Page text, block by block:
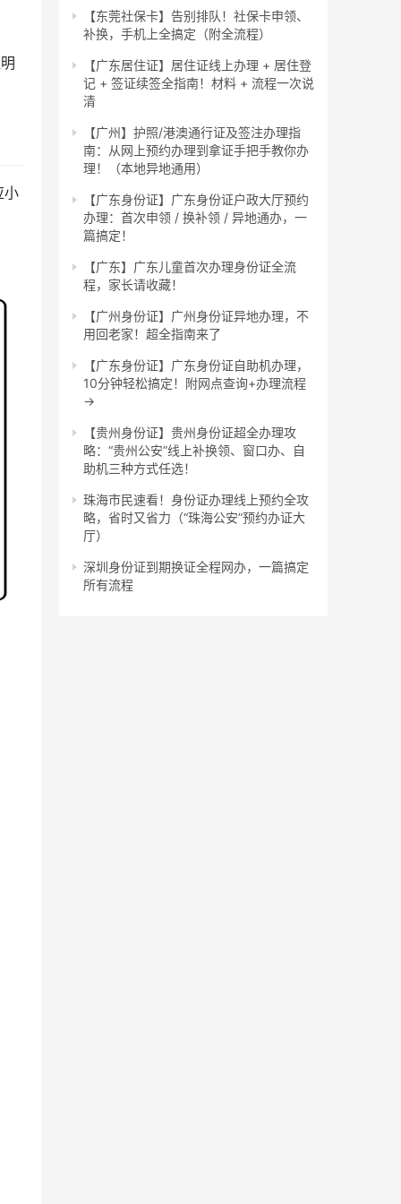
小
【东莞社保卡】告别排队！社保卡申领、
补换，手机上全搞定（附全流程）
【广东居住证】居住证线上办理 + 居住登
记 + 签证续签全指南！材料 + 流程一次说
清
【广州】护照/港澳通行证及签注办理指
南：从网上预约办理到拿证手把手教你办
理！（本地异地通用）
【广东身份证】广东身份证户政大厅预约
办理：首次申领 / 换补领 / 异地通办，一
篇搞定！
【广东】广东儿童首次办理身份证全流
程，家长请收藏！
【广州身份证】广州身份证异地办理，不
用回老家！超全指南来了
【广东身份证】广东身份证自助机办理，
10分钟轻松搞定！附网点查询+办理流程
→
【贵州身份证】贵州身份证超全办理攻
略：“贵州公安”线上补换领、窗口办、自
助机三种方式任选！
珠海市民速看！身份证办理线上预约全攻
略，省时又省力（“珠海公安”预约办证大
厅）
深圳身份证到期换证全程网办，一篇搞定
所有流程